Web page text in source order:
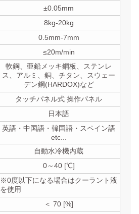
±0.05mm
8kg-20kg
0.5mm-7mm
≤20m/min
軟鋼、亜鉛メッキ鋼板、ステンレ
ス、アルミ、銅、チタン、スウェー
デン鋼(HARDOX)など
タッチパネル式 操作パネル
日本語
英語・中国語・韓国語・スペイン語
etc...
自動水冷機内蔵
0～40 [℃]
※0度以下になる場合はクーラント液
を使用
＜ 70 [%]